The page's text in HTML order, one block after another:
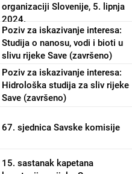
organizaciji Slovenije, 5. lipnja
2024.
Poziv za iskazivanje interesa:
Studija o nanosu, vodi i bioti u
slivu rijeke Save (završeno)
Poziv za iskazivanje interesa:
Hidrološka studija za sliv rijeke
Save (završeno)
67. sjednica Savske komisije
15. sastanak kapetana